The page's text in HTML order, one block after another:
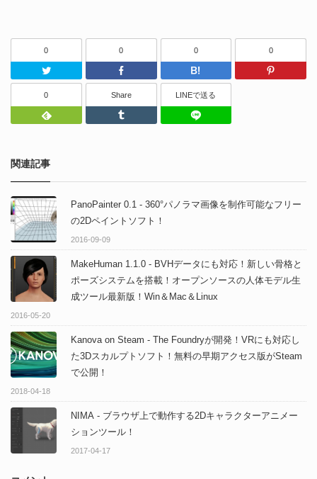
0
Twitter
0
Facebook
0
はてなブッ
0
0
Feedly
Share
Tumblr
LINEで送る
関連記事
PanoPainter 0.1 - 360°パノラマ画像を制作可能なフリー
の2Dペイントソフト！
2016-09-09
MakeHuman 1.1.0 - BVHデータにも対応！新しい骨格と
ポーズシステムを搭載！オープンソースの人体モデル生
成ツール最新版！Win＆Mac＆Linux
2016-05-20
Kanova on Steam - The Foundryが開発！VRにも対応し
た3Dスカルプトソフト！無料の早期アクセス版がSteam
で公開！
2018-04-18
NIMA - ブラウザ上で動作する2Dキャラクターアニメー
ションツール！
2017-04-17